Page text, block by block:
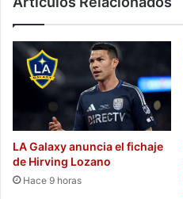
LA Galaxy anuncia el fichaje
de Hirving Lozano
Hace 9 horas